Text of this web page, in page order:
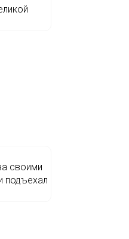
своими
подъехал